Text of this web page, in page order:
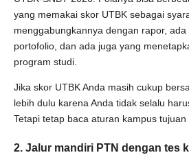
yang memakai skor UTBK sebagai
menggabungkannya dengan rapor,
portofolio, dan ada juga yang
program studi.
Jika skor UTBK Anda masih cukup
lebih dulu karena Anda tidak selalu
Tetapi tetap baca aturan kampus tujuan
2. Jalur mandiri PTN dengan tes